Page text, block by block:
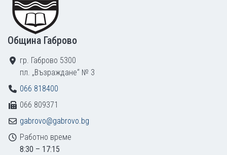
Община Габрово
гр. Габрово 5300
пл. „Възраждане“ № 3
066 818400
066 809371
gabrovo@gabrovo.bg
Работно време
8:30 – 17:15